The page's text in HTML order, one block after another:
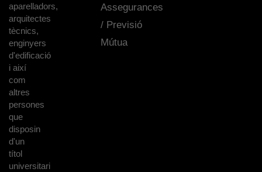
aparelladors,
arquitectes
tècnics,
enginyers
d'edificació
i així
com
altres
persones
que
disposin
d'un
títol
universitari
Assegurances
/ Previsió
Mútua